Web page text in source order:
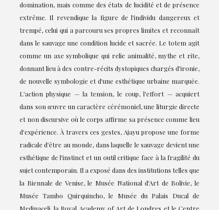
domination, mais comme des états de lucidité et de présence
extrême. Il revendique la figure de l'individu dangereux et
trempé, celui qui a parcouru ses propres limites et reconnaît
dans le sauvage une condition lucide et sacrée. Le totem agit
comme un axe symbolique qui relie animalité, mythe et rite,
donnant lieu à des contre-récits dystopiques chargés d'ironie,
de nouvelle symbologie et d'une esthétique urbaine marquée.
L'action physique — la tension, le coup, l'effort — acquiert
dans son œuvre un caractère cérémoniel, une liturgie directe
et non discursive où le corps affirme sa présence comme lieu
d'expérience. À travers ces gestes, Ajayu propose une forme
radicale d'être au monde, dans laquelle le sauvage devient une
esthétique de l'instinct et un outil critique face à la fragilité du
sujet contemporain. Il a exposé dans des institutions telles que
la Biennale de Venise, le Musée National d'Art de Bolivie, le
Musée Tambo Quirquincho, le Musée du Palais Ducal de